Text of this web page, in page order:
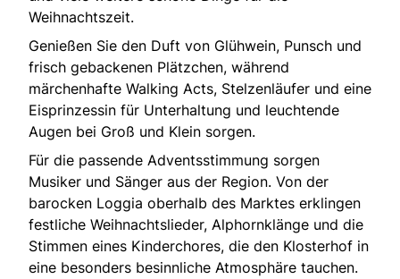
Weihnachtszeit.
Genießen Sie den Duft von Glühwein, Punsch und
frisch gebackenen Plätzchen, während
märchenhafte Walking Acts, Stelzenläufer und eine
Eisprinzessin für Unterhaltung und leuchtende
Augen bei Groß und Klein sorgen.
Für die passende Adventsstimmung sorgen
Musiker und Sänger aus der Region. Von der
barocken Loggia oberhalb des Marktes erklingen
festliche Weihnachtslieder, Alphornklänge und die
Stimmen eines Kinderchores, die den Klosterhof in
eine besonders besinnliche Atmosphäre tauchen.